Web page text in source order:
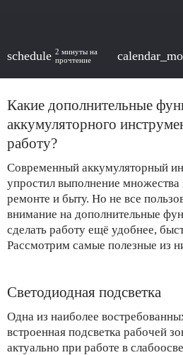
schedule 2 минуты на
прочтение
Какие дополнительные
аккумуляторного
работу?
Современный аккумуляторный
упростил выполнение множества
ремонте и быту. Но не все
внимание на дополнительные
сделать работу ещё удобнее,
Рассмотрим самые полезные из
Светодиодная подсветка
Одна из наиболее
встроенная подсветка рабочей
актуально при работе в